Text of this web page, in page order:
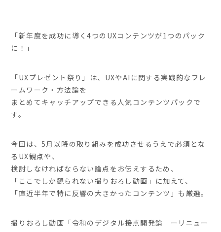
「新年度を成功に導く4つのUXコンテンツが1つのパック
に！」
「UXプレゼント祭り」は、UXやAIに関する実践的なフレ
ームワーク・方法論を
まとめてキャッチアップできる人気コンテンツパックで
す。
今回は、5月以降の取り組みを成功させるうえで必須とな
るUX観点や、
検討しなければならない論点をお伝えするため、
「ここでしか観られない撮りおろし動画」に加えて、
「直近半年で特に反響の大きかったコンテンツ」も厳選。
撮りおろし動画「令和のデジタル接点開発論 ーリニュー